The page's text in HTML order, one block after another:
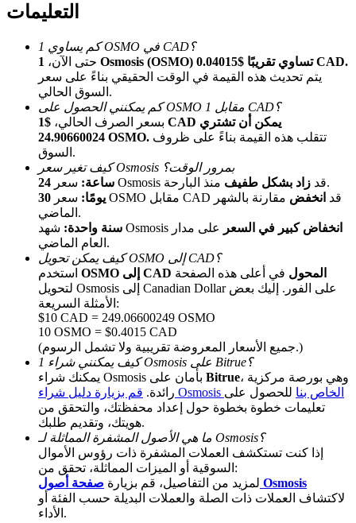
الإحالة
قم بدعوة صديق لتحصل على مكافآت نقدية
Deposit CASHCAT & Win
Deposit CASHCAT & Win
Share 500000 CASHCAT prize pool
Exclusive for BitMart Users
التعليمات
كم يساوي 1 OSMO في CAD؟
حتى الآن،
1 Osmosis (OSMO) تساوي تقريبًا $0.04015 CAD.
يتم تحديث هذه القيمة في الوقت الحقيقي بناءً على سعر
السوق الحالي.
كم يمكنني الحصول على OSMO مقابل 1 CAD؟
بسعر الصرف الحالي،
$1 CAD يمكن أن تشتري
24.90660024 OSMO.
السوق.
كيف تغير سعر Osmosis بمرور الوقت؟
24 ساعة:
سعر Osmosis قد زاد بشكل طفيف
منذ البارحة.
30 يومًا:
سعر OSMO مقابل CAD قد انخفض مقارنة بالشهر
الماضي.
سنة واحدة: شهد Osmosis انخفاض كبير في السعر
على مدار
العام الماضي.
كيف يمكن تحويل OSMO إلى CAD؟
OSMO إلى CAD المحول في أعلى هذه الصفحة
لتحويل Osmosis إلى Canadian Dollar على الفور. إليك بعض
الأمثلة السريعة:
$10 CAD = 249.06600249 OSMO
10 OSMO = $0.4015 CAD
(جميع الأسعار المعروضة تقريبية ولا تشمل الرسوم.)
كيف يمكنني شراء 1 Osmosis على Bitrue؟
Bitrue، وهي بورصة مركزية
رائدة.
قم بزيارة دليل شراء Osmosis الخاص بنا للحصول على
تعليمات خطوة بخطوة حول إعداد محفظتك، والتحقق من
هويتك، وتقديم طلبك.
ما هي الأصول المشفرة المماثلة لـ Osmosis؟
إذا كنت تستكشف العملات المشفرة ذات رؤوس الأموال
السوقية أو الميزات المماثلة، تحقق من:
لمزيد من التفاصيل، قم بزيارة صفحة أصول Osmosis
لاكتشاف العملات ذات الصلة والعملات البديلة حسب الفئة أو
الأداء.